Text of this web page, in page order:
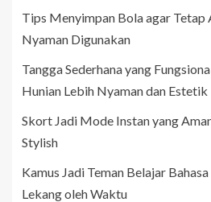
Tips Menyimpan Bola agar Tetap
Nyaman Digunakan
Tangga Sederhana yang
Hunian Lebih Nyaman dan Estetik
Skort Jadi Mode Instan yang
Stylish
Kamus Jadi Teman Belajar
Lekang oleh Waktu